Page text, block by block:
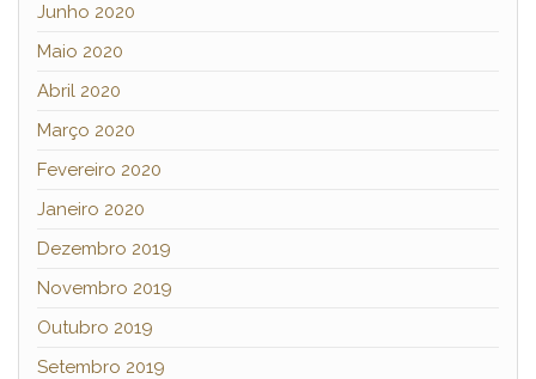
Junho 2020
Maio 2020
Abril 2020
Março 2020
Fevereiro 2020
Janeiro 2020
Dezembro 2019
Novembro 2019
Outubro 2019
Setembro 2019